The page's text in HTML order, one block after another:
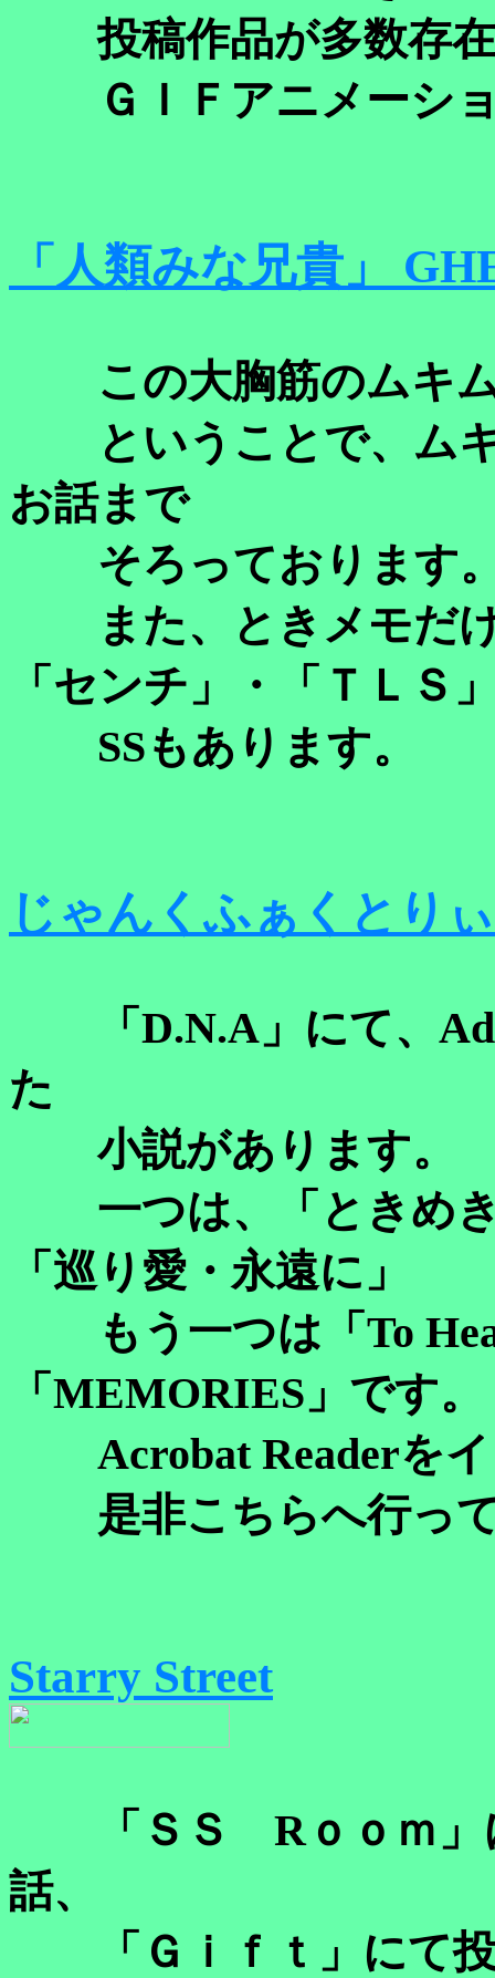
投稿作品が多数存在
ＧＩＦアニメーショ
「人類みな兄貴」
この大胸筋のムキ
ということで、ムキ
お話まで
そろっております
また、ときメモだけ
「センチ」・「ＴＬＳ
SSもあります。
じゃんくふぁくとりぃ
「D.N.A」にて、
た
小説があります。
一つは、「ときめき
「巡り愛・永遠に」
もう一つは「To
「MEMORIES」です。
Acrobat Readerをイ
是非こちらへ行って
Starry Street
「ＳＳ Rｏｏｍ」
話、
「Ｇｉｆｔ」にて投